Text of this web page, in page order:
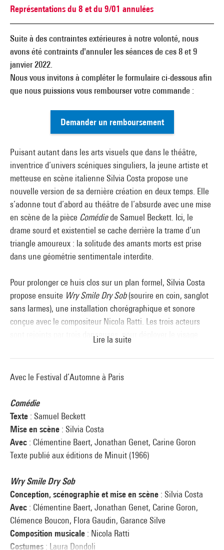
Suite à des contraintes extérieures à notre volonté, nous
avons été contraints d'annuler les séances de ces 8 et 9
janvier 2022.
Nous vous invitons à compléter le formulaire ci-dessous afin
que nous puissions vous rembourser votre commande :
Demander un remboursement
Puisant autant dans les arts visuels que dans le théâtre,
inventrice d’univers scéniques singuliers, la jeune artiste et
metteuse en scène italienne Silvia Costa propose une
nouvelle version de sa dernière création en deux temps. Elle
s’adonne tout d’abord au théâtre de l’absurde avec une mise
en scène de la pièce Comédiede Samuel Beckett. Ici, le
drame sourd et existentiel se cache derrière la trame d’un
triangle amoureux : la solitude des amants morts est prise
dans une géométrie sentimentale interdite.
Pour prolonger ce huis clos sur un plan formel, Silvia Costa
propose ensuite Wry Smile Dry Sob(sourire en coin, sanglot
sans larmes), une installation chorégraphique et sonore
conçue avec le compositeur Nicola Ratti. Les trois acteurs
sont rejoints par trois danseuses, pour déployer le visage
du même, coincés dans leur subjectivité et leur version de
l’histoire. Jouant encore et encore leur partition en soliste,
Quelle plus grande tragédie que de se découvrir multiple et
pourtant incapable de rencontrer l’altérité ?
Durée : 50 min
Lire la suite
Avec le Festival d’Automne à Paris
Comédie
Texte : Samuel Beckett
Mise en scène : Silvia Costa
Avec : Clémentine Baert, Jonathan Genet, Carine Goron
Texte publié aux éditions de Minuit (1966)
Wry Smile Dry Sob
Conception, scénographie et mise en scène : Silvia Costa
Avec : Clémentine Baert, Jonathan Genet, Carine Goron,
Clémence Boucon, Flora Gaudin, Garance Silve
Composition musicale : Nicola Ratti
Costumes : Laura Dondoli
Représentations du 8 et du 9/01 annulées